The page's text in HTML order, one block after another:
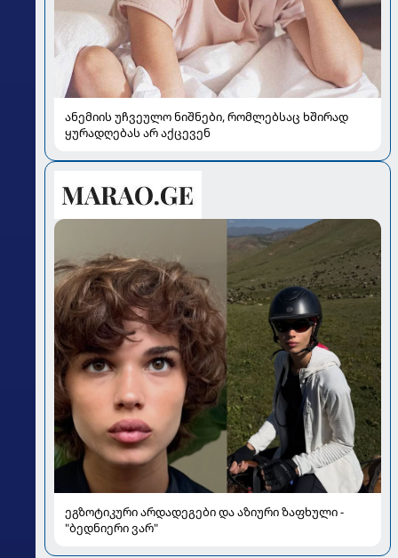
ანემიის უჩვეულო ნიშნები, რომლებსაც ხშირად
ყურადღებას არ აქცევენ
ეგზოტიკური არდადეგები და აზიური ზაფხული -
"ბედნიერი ვარ"